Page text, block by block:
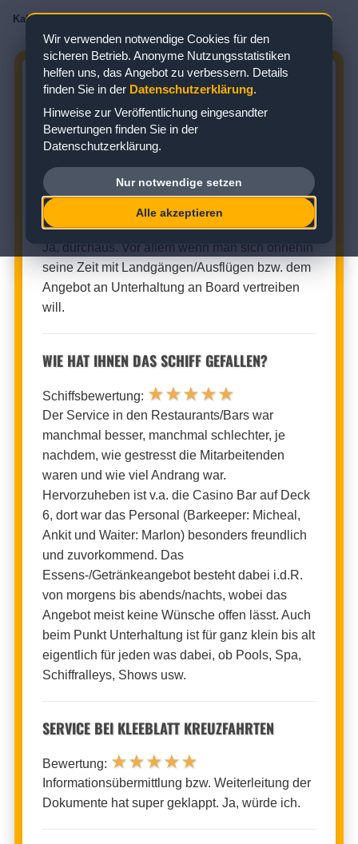
Kabinenbewertungen Kabine 4445
AIDAPRIMA KABINE 4445:
BEWERTUNG ZUR INNENKABINE
Zielgebiet: Nordeuropa
INNENKABINE (KABINENNUMMER: 4445)
Kabinenbewertung:★★★★☆
Ja, durchaus. Vor allem wenn man sich ohnehin
seine Zeit mit Landgängen/Ausflügen bzw. dem
Angebot an Unterhaltung an Board vertreiben
will.
WIE HAT IHNEN DAS SCHIFF GEFALLEN?
Schiffsbewertung: ★★★★★
Der Service in den Restaurants/Bars war
manchmal besser, manchmal schlechter, je
nachdem, wie gestresst die Mitarbeitenden
waren und wie viel Andrang war.
Hervorzuheben ist v.a. die Casino Bar auf Deck
6, dort war das Personal (Barkeeper: Micheal,
Ankit und Waiter: Marlon) besonders freundlich
und zuvorkommend. Das
Essens-/Getränkeangebot besteht dabei i.d.R.
von morgens bis abends/nachts, wobei das
Angebot meist keine Wünsche offen lässt. Auch
beim Punkt Unterhaltung ist für ganz klein bis alt
eigentlich für jeden was dabei, ob Pools, Spa,
Schiffralleys, Shows usw.
SERVICE BEI KLEEBLATT KREUZFAHRTEN
Bewertung: ★★★★★
Informationsübermittlung bzw. Weiterleitung der
Dokumente hat super geklappt. Ja, würde ich.
Wir verwenden notwendige Cookies für den
sicheren Betrieb. Anonyme Nutzungsstatistiken
helfen uns, das Angebot zu verbessern. Details
finden Sie in der Datenschutzerklärung.
Hinweise zur Veröffentlichung eingesandter
Bewertungen finden Sie in der
Datenschutzerklärung.
Nur notwendige setzen
Alle akzeptieren